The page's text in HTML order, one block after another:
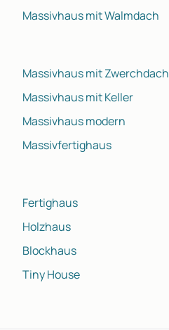
Massivhaus mit Walmdach
Massivhaus mit Zwerchdach
Massivhaus mit Keller
Massivhaus modern
Massivfertighaus
Fertighaus
Holzhaus
Blockhaus
Tiny House